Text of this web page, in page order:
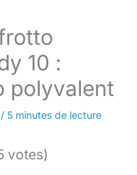
10 :
polyvalent
/ 5 minutes de lecture
votes)